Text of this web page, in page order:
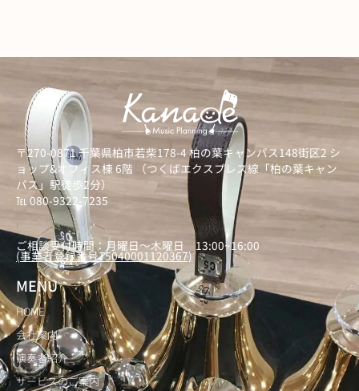
〒270-0871 千葉県柏市若柴178-4 柏の葉キャンパス148街区2 シ
ョップ&オフィス棟 6階 （つくばエクスプレス線「柏の葉キャン
パス」駅徒歩2分）
℡ 080-9322-7235
）
ご相談受付時間：月曜日～木曜日 13:00~16:00
(事業者登録番号T5040001120367)
MENU
HOME
会社案内
演奏者紹介
サービスのご案内